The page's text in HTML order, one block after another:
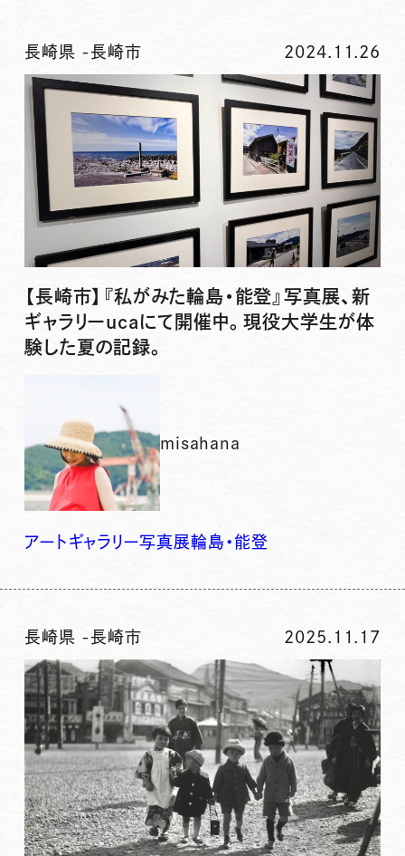
長崎県 -長崎市 2024.11.26
【長崎市】『私がみた輪島・能登』写真展、新
ギャラリーucaにて開催中。現役大学生が体
験した夏の記録。
misahana
アート ギャラリー写真展輪島・能登
長崎県 -長崎市 2025.11.17